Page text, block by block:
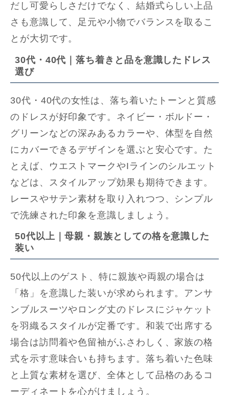
だし可愛らしさだけでなく、結婚式らしい上品
さも意識して、足元や小物でバランスを取るこ
とが大切です。
30代・40代｜落ち着きと品を意識したドレス
選び
30代・40代の女性は、落ち着いたトーンと質感
のドレスが好印象です。ネイビー・ボルドー・
グリーンなどの深みあるカラーや、体型を自然
にカバーできるデザインを選ぶと安心です。た
とえば、ウエストマークやIラインのシルエット
などは、スタイルアップ効果も期待できます。
レースやサテン素材を取り入れつつ、シンプル
で洗練された印象を意識しましょう。
50代以上｜母親・親族としての格を意識した
装い
50代以上のゲスト、特に親族や両親の場合は
「格」を意識した装いが求められます。アンサ
ンブルスーツやロング丈のドレスにジャケット
を羽織るスタイルが定番です。和装で出席する
場合は訪問着や色留袖がふさわしく、家族の格
式を示す意味合いも持ちます。落ち着いた色味
と上質な素材を選び、全体として品格のあるコ
ーディネートを心がけましょう。